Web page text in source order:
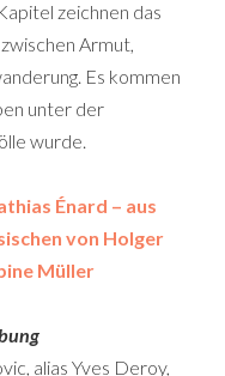
zeichnen das
Armut,
Es kommen
unter der
wurde.
Énard – aus
von Holger
Müller
alias Yves Deroy,